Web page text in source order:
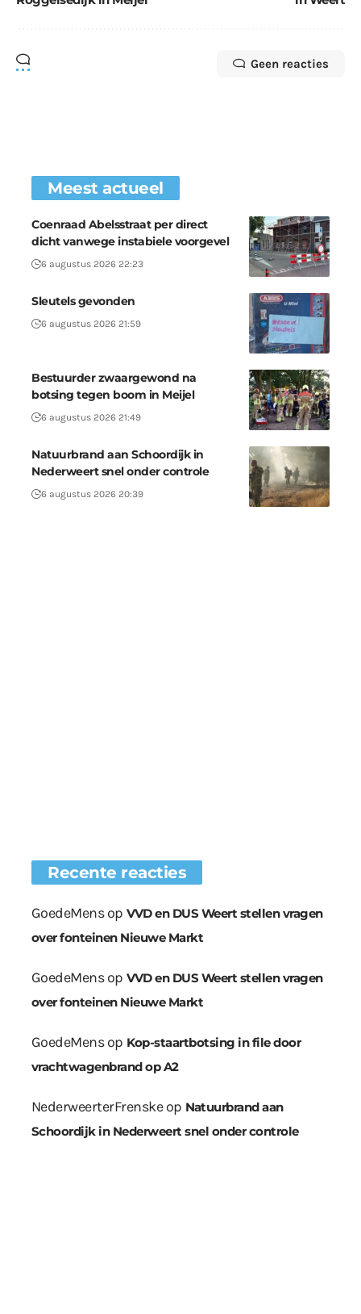
Geen reacties
Meest actueel
Coenraad Abelsstraat per direct
dicht vanwege instabiele voorgevel
6 augustus 2026 22:23
Sleutels gevonden
6 augustus 2026 21:59
Bestuurder zwaargewond na
botsing tegen boom in Meijel
6 augustus 2026 21:49
Natuurbrand aan Schoordijk in
Nederweert snel onder controle
6 augustus 2026 20:39
Recente reacties
GoedeMensop VVD en DUS Weert stellen vragen
over fonteinen Nieuwe Markt
GoedeMensop VVD en DUS Weert stellen vragen
over fonteinen Nieuwe Markt
GoedeMensop Kop-staartbotsing in file door
vrachtwagenbrand op A2
NederweerterFrenskeop Natuurbrand aan
Schoordijk in Nederweert snel onder controle